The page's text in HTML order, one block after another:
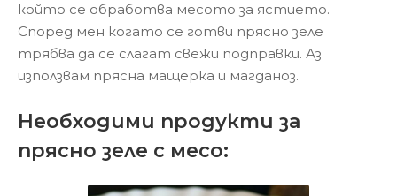
който се обработва месото за ястието.
Според мен когато се готви прясно зеле
трябва да се слагат свежи подправки. Аз
използвам прясна мащерка и магданоз.
Необходими продукти за
прясно зеле с месо: